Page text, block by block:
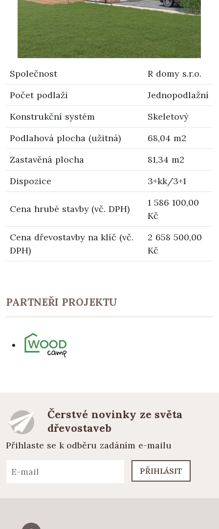
Společnost
R domy s.r.o.
Počet podlaží
Jednopodlažní
Konstrukční systém
Skeletový
Podlahová plocha (užitná)
68,04 m2
Zastavěná plocha
81,34 m2
Dispozice
3+kk/3+1
Cena hrubé stavby (vč. DPH)
1 586 100,00
Kč
Cena dřevostavby na klíč (vč.
DPH)
2 658 500,00
Kč
PARTNEŘI PROJEKTU
Čerstvé novinky ze světa
dřevostaveb
Přihlaste se k odběru zadáním e-mailu
PŘIHLÁSIT